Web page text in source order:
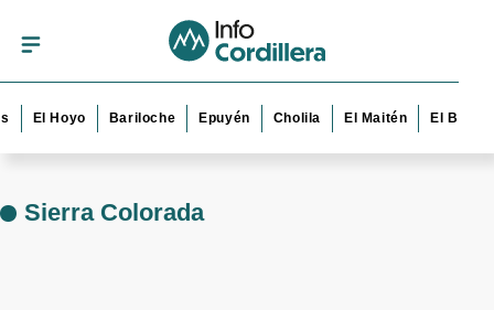
El Hoyo Bariloche Epuyén Cholila El Maitén El Bolsón
Sierra Colorada